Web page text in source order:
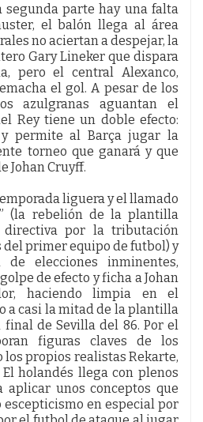
segunda parte hay una falta
el balón llega al área
no aciertan a despejar, la
Gary Lineker que dispara
pero el central Alexanco,
el gol. A pesar de los
azulgranas aguantan el
Rey tiene un doble efecto:
permite al Barça jugar la
torneo que ganará y que
Johan Cruyff.
liguera y el llamado
(la rebelión de la plantilla
directiva por la tributación
del primer equipo de futbol) y
elecciones inminentes,
de efecto y ficha a Johan
haciendo limpia en el
a casi la mitad de la plantilla
de Sevilla del 86. Por el
figuras claves de los
los propios realistas Rekarte,
holandés llega con plenos
aplicar unos conceptos que
escepticismo en especial por